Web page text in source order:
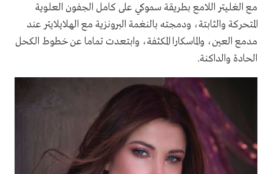
مع الغليتر اللامع بطريقة سموكي على كامل الجفون العلوية
المتحركة والثابتة، ودمجته بالنغمة البرونزية مع الهلايلايتر عند
مدمع العين، والماسكارا المكثفة، وابتعدت تماما عن خطوط الكحل
الحادة والداكنة.